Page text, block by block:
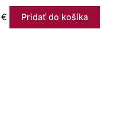
€ Pridať do košíka